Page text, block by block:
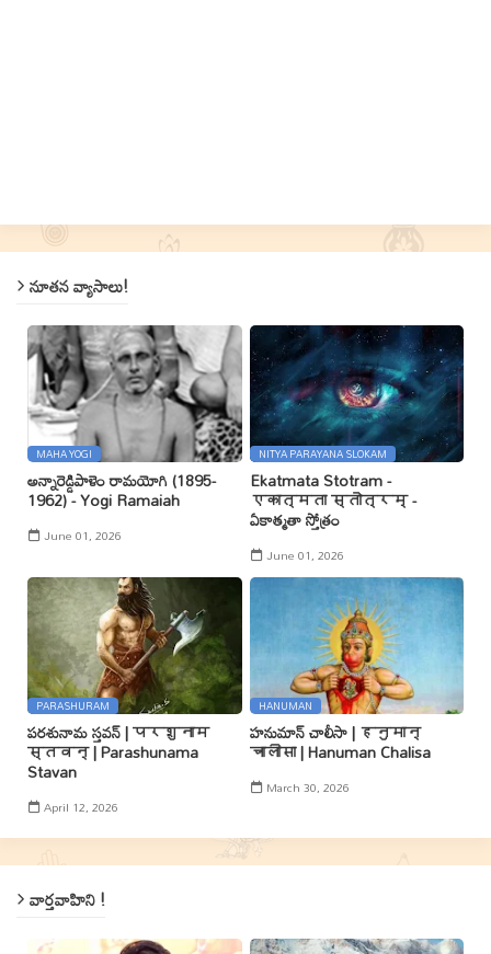
నూతన వ్యాసాలు!
MAHA YOGI
అన్నారెడ్డిపాళెం రామయోగి (1895-
1962) - Yogi Ramaiah
June 01, 2026
NITYA PARAYANA SLOKAM
Ekatmata Stotram -
एकात्मता स्तोत्रम् -
ఏకాత్మతా స్తోత్రం
June 01, 2026
PARASHURAM
పరశునామ స్తవన్ | परशुनाम
स्तवन् | Parashunama
Stavan
April 12, 2026
HANUMAN
హనుమాన్ చాలీసా | हनुमान्
चालीसा | Hanuman Chalisa
March 30, 2026
వార్తవాహిని !